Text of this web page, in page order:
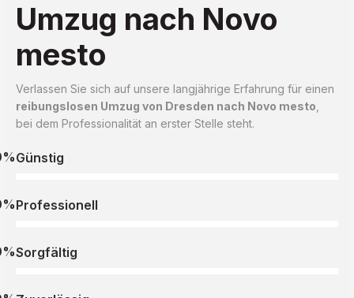
Umzug nach Novo
mesto
Verlassen Sie sich auf unsere langjährige Erfahrung für einen
reibungslosen Umzug von Dresden nach Novo mesto
bei dem Professionalität an erster Stelle steht.
Günstig
Professionell
Sorgfältig